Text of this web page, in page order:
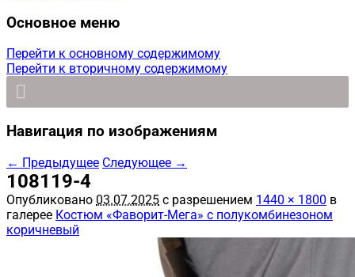
Основное меню
Перейти к основному содержимому
Перейти к вторичному содержимому
Навигация по изображениям
← Предыдущее Следующее →
108119-4
Опубликовано 03.07.2025 с разрешением 1440 × 1800 в
галерее Костюм «Фаворит-Мега» с полукомбинезоном
коричневый